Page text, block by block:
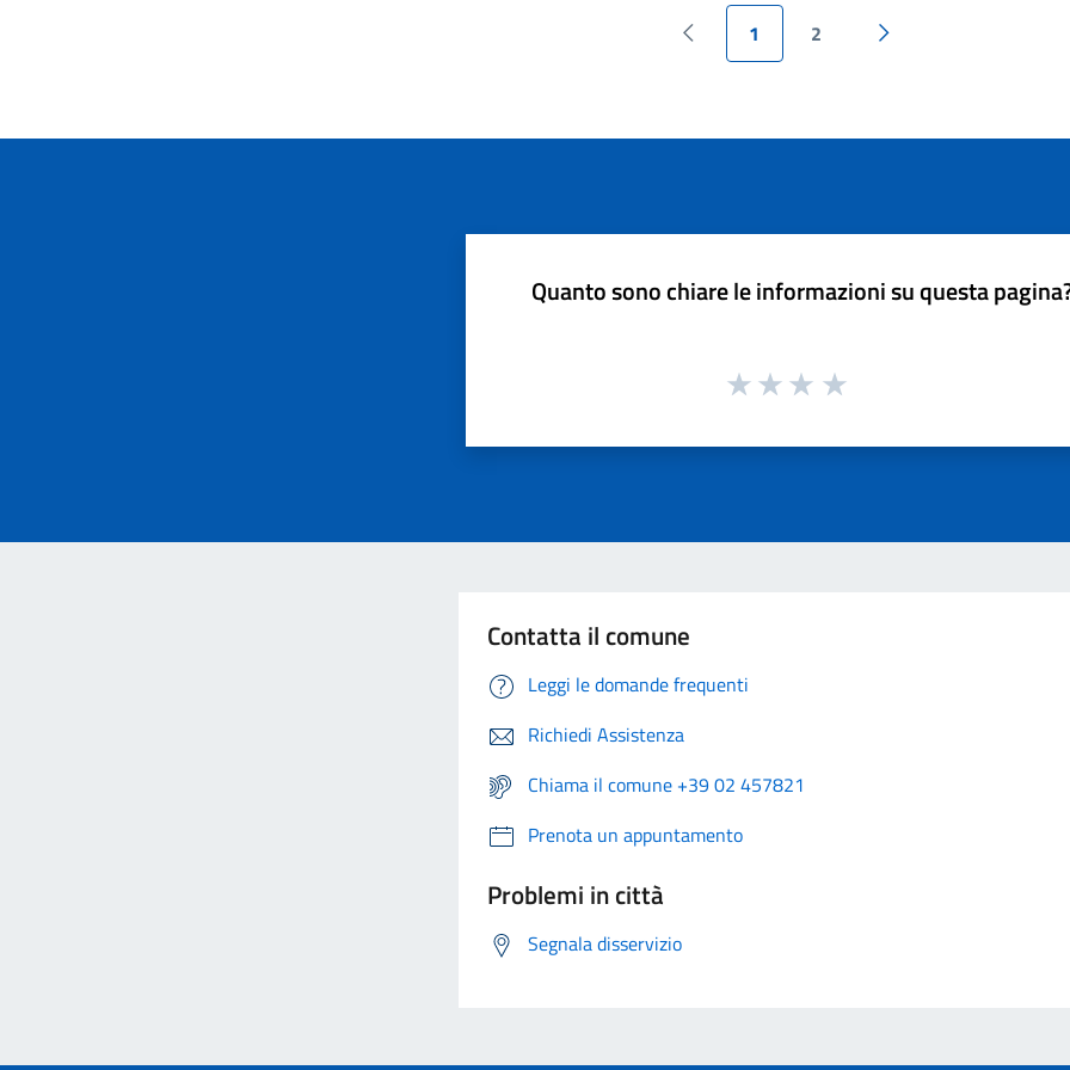
Pagina precedente
1 2
Pagina successiva
Quanto sono chiare le informazioni su questa
Contatta il comune
Leggi le domande frequenti
Richiedi Assistenza
Chiama il comune +39 02 457821
Prenota un appuntamento
Problemi in città
Segnala disservizio